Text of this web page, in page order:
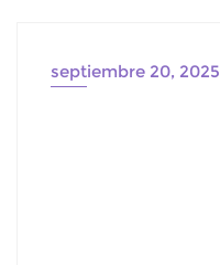
septiembre 20, 2025